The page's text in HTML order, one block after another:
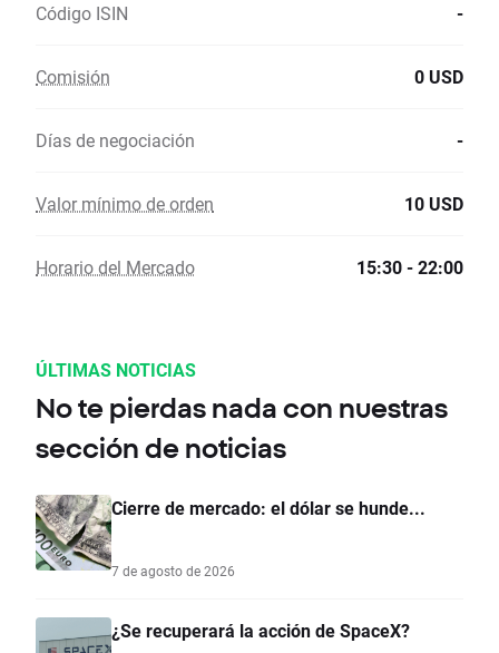
Código ISIN -
Comisión 0 USD
Días de negociación -
Valor mínimo de orden 10 USD
Horario del Mercado 15:30 - 22:00
ÚLTIMAS NOTICIAS
No te pierdas nada con nuestras
sección de noticias
Cierre de mercado: el dólar se hunde...
7 de agosto de 2026
¿Se recuperará la acción de SpaceX?